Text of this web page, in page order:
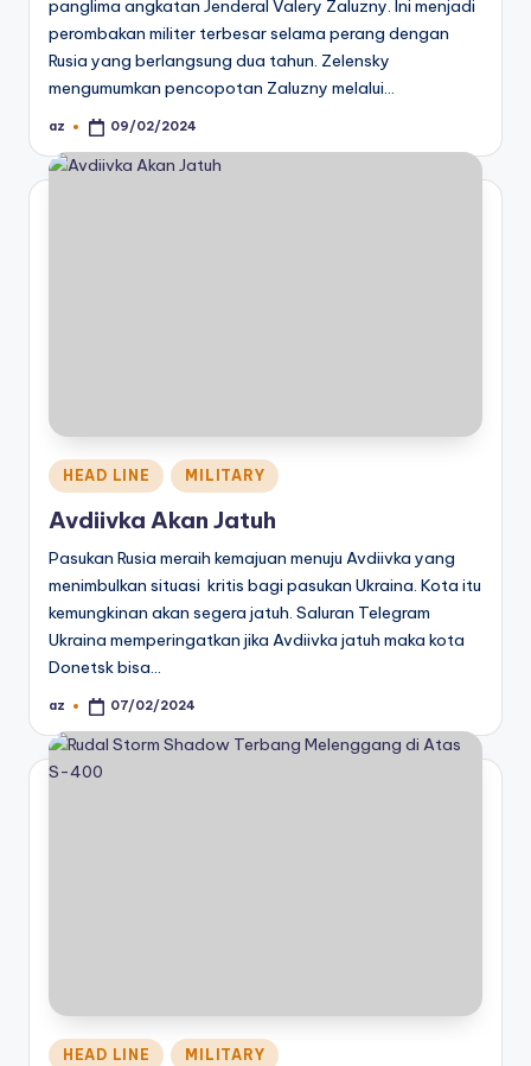
panglima angkatan Jenderal Valery Zaluzny. Ini menjadi
perombakan militer terbesar selama perang dengan
Rusia yang berlangsung dua tahun. Zelensky
mengumumkan pencopotan Zaluzny melalui…
Posted
az 09/02/2024
Posted
in
HEAD LINE MILITARY
Avdiivka Akan Jatuh
Pasukan Rusia meraih kemajuan menuju Avdiivka yang
menimbulkan situasi kritis bagi pasukan Ukraina. Kota itu
kemungkinan akan segera jatuh. Saluran Telegram
Ukraina memperingatkan jika Avdiivka jatuh maka kota
Donetsk bisa…
Posted
az 07/02/2024
Posted
HEAD LINE MILITARY